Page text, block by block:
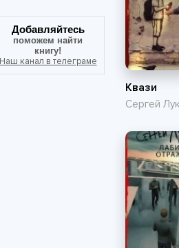
Квази
Сергей
Добавляйтесь
поможем найти
книгу!
Наш канал в телеграме